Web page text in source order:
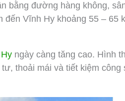
bằng đường hàng không,
đến Vĩnh Hy khoảng 55 – 65
ngày càng tăng cao. Hình
thoải mái và tiết kiệm công